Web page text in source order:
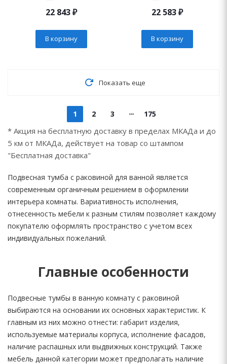
22 843₽
В корзину
22 583₽
В корзину
Показать еще
1 2 3 175
* Акция на бесплатную доставку в пределах МКАДа и до
5 км от МКАДа, действует на товар со штампом
"Бесплатная доставка"
Подвесная тумба с раковиной для ванной является
современным органичным решением в оформлении
интерьера комнаты. Вариативность исполнения,
отнесенность мебели к разным стилям позволяет каждому
покупателю оформлять пространство с учетом всех
индивидуальных пожеланий.
Главные особенности
Подвесные тумбы в ванную комнату с раковиной
выбираются на основании их основных характеристик. К
главным из них можно отнести: габарит изделия,
используемые материалы корпуса, исполнение фасадов,
наличие распашных или выдвижных конструкций. Также
мебель данной категории может предполагать наличие